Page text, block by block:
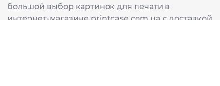
большой выбор картинок для печати в
интернет-магазине printcase.com.ua с доставкой